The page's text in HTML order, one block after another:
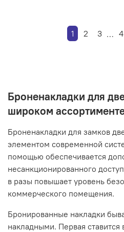
1 2 3 …
Броненакладки для
широком
Броненакладки для замков
элементом современной
помощью обеспечивается
несанкционированного
в разы повышает уровень
коммерческого помещения.
Бронированные накладки
накладными. Первая ставится